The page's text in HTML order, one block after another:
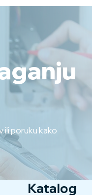
ili poruku kako
Katalog